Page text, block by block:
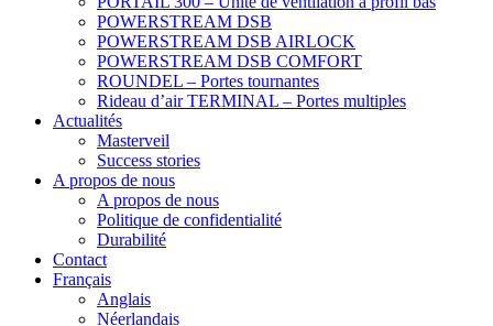
POWERSTREAM DSB
POWERSTREAM DSB AIRLOCK
POWERSTREAM DSB COMFORT
ROUNDEL – Portes tournantes
Rideau d’air TERMINAL – Portes multiples
Actualités
Masterveil
Success stories
A propos de nous
A propos de nous
Politique de confidentialité
Durabilité
Contact
Français
Anglais
Néerlandais